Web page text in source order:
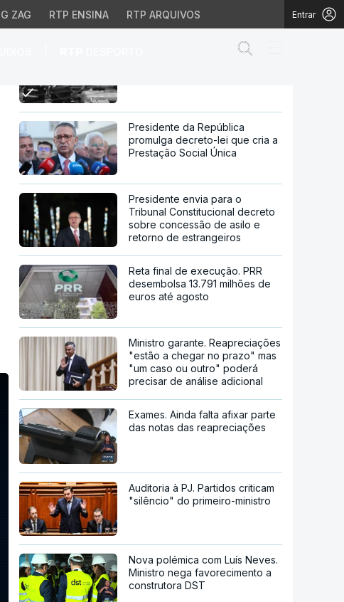
ZAG RTP ENSINA RTP ARQUIVOS Entrar
equipa de desastres
Instituto Nacional de Medicina
Presidente da República
promulga decreto-lei que cria a
Prestação Social Única
Presidente envia para o
Tribunal Constitucional decreto
sobre concessão de asilo e
retorno de estrangeiros
Reta final de execução. PRR
desembolsa 13.791 milhões de
euros até agosto
Ministro garante. Reapreciações
"estão a chegar no prazo" mas
"um caso ou outro" poderá
precisar de análise adicional
Exames. Ainda falta afixar parte
das notas das reapreciações
Auditoria à PJ. Partidos criticam
"silêncio" do primeiro-ministro
Nova polémica com Luís Neves.
Ministro nega favorecimento a
construtora DST